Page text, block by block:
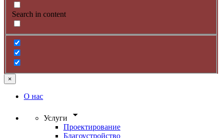
Search in content
×
О нас
Услуги arrow_drop_down
Проектирование
Благоустройство